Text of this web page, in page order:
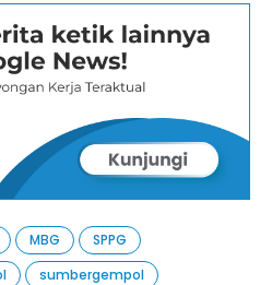
MBG
SPPG
sumbergempol